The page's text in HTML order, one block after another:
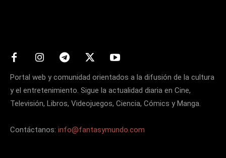
Portal web y comunidad orientados a la difusión de la cultura
y el entretenimiento. Sigue la actualidad diaria en Cine,
Televisión, Libros, Videojuegos, Ciencia, Cómics y Manga.
Contáctanos: info@fantasymundo.com